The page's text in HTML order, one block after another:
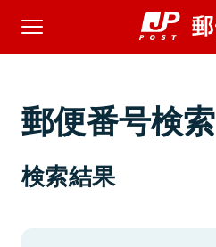
郵便番号検索
検索結果